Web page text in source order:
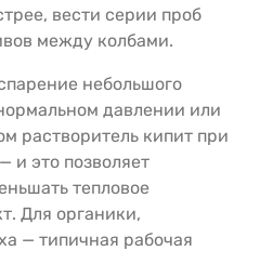
вести серии проб
между колбами.
небольшого
давлении или
растворитель кипит при
и это позволяет
тепловое
Для органики,
— типичная рабочая